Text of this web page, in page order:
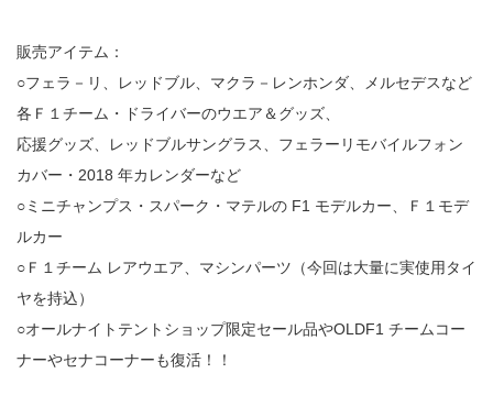
販売アイテム：
○フェラ－リ、レッドブル、マクラ－レンホンダ、メルセデスなど
各Ｆ１チーム・ドライバーのウエア＆グッズ、
応援グッズ、レッドブルサングラス、フェラーリモバイルフォン
カバー・2018 年カレンダーなど
○ミニチャンプス・スパーク・マテルの F1 モデルカー、Ｆ１モデ
ルカー
○Ｆ１チーム レアウエア、マシンパーツ（今回は大量に実使用タイ
ヤを持込）
○オールナイトテントショップ限定セール品やOLDF1 チームコー
ナーやセナコーナーも復活！！